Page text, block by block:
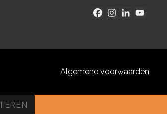
Algemene voorwaarden